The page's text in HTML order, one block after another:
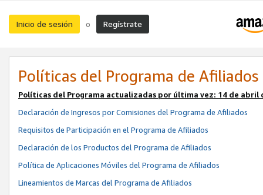
Inicio de sesión o Regístrate
Políticas del Programa de Afiliados
Políticas del Programa actualizadas por última vez: 14 de abril
Declaración de Ingresos por Comisiones del Programa de Afiliados
Requisitos de Participación en el Programa de Afiliados
Declaración de los Productos del Programa de Afiliados
Política de Aplicaciones Móviles del Programa de Afiliados
Lineamientos de Marcas del Programa de Afiliados